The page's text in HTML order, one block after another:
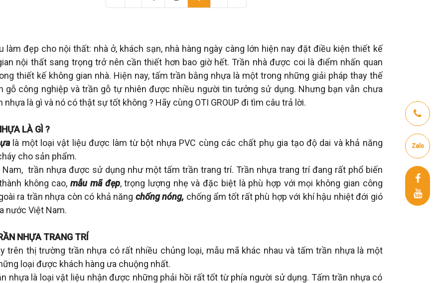
Zalo
làm đẹp cho nội thất: nhà ở, khách sạn, nhà hàng ngày càng lớn hiện nay đặt điều kiện thiết kế
nội thất sang trọng trở nên cần thiết hơn bao giờ hết. Trần nhà được coi là điểm nhấn quan
thiết kế không gian nhà. Hiện nay, tấm trần bằng nhựa là một trong những giải pháp thay thế
gỗ công nghiệp và trần gỗ tự nhiên được nhiều người tin tưởng sử dụng. Nhưng bạn vẫn chưa
nhựa là gì và nó có thật sự tốt không ? Hãy cùng OTI GROUP đi tìm câu trả lời.
LÀ GÌ ?
là một loại vật liệu được làm từ bột nhựa PVC cùng các chất phụ gia tạo độ dai và khả năng
cho sản phẩm.
Nam, trần nhựa được sử dụng như một tấm trần trang trí. Trần nhựa trang trí đang rất phổ biến
không cao,mẫu mã đẹp, trọng lượng nhẹ và đặc biệt là phù hợp với mọi không gian công
ra trần nhựa còn có khả năng chống nóng, chống ẩm tốt rất phù hợp với khí hậu nhiệt đới gió
nước Việt Nam.
NHỰA TRANG TRÍ
trên thị trường trần nhựa có rất nhiều chủng loại, mẫu mã khác nhau và tấm trần nhựa là một
loại được khách hàng ưa chuộng nhất.
nhựa là loại vật liệu nhận được những phải hồi rất tốt từ phía người sử dụng. Tấm trần nhựa có